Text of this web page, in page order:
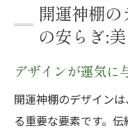
開運神棚
の安らぎ:
デザインが運気に
開運神棚のデザイン
る重要な要素です。